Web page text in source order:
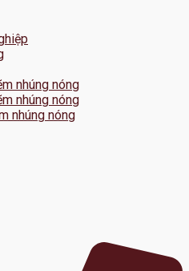
nhúng nóng
nhúng nóng
nhúng nóng